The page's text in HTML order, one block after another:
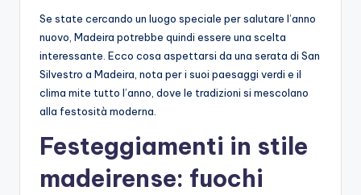
Se state cercando un luogo speciale per salutare l’anno
nuovo, Madeira potrebbe quindi essere una scelta
interessante. Ecco cosa aspettarsi da una serata di San
Silvestro a Madeira, nota per i suoi paesaggi verdi e il
clima mite tutto l’anno, dove le tradizioni si mescolano
alla festosità moderna.
Festeggiamenti in stile
madeirense: fuochi